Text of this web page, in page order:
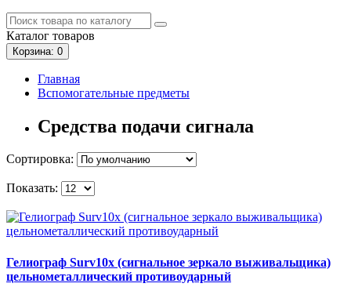
Каталог товаров
Корзина: 0
Главная
Вспомогательные предметы
Средства подачи сигнала
Сортировка:
Показать:
Гелиограф Surv10x (сигнальное зеркало выживальщика)
цельнометаллический противоударный